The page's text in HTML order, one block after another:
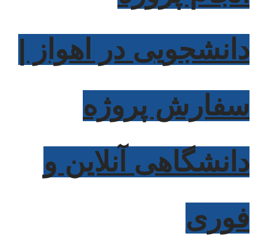
دانشجویی در اهواز |
سفارش پروژه
دانشگاهی آنلاین و
فوری